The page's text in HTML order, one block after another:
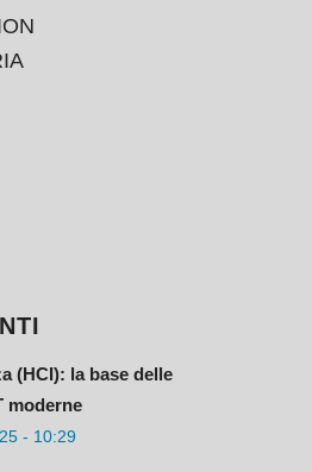
(HCI): la base delle
moderne
- 10:29